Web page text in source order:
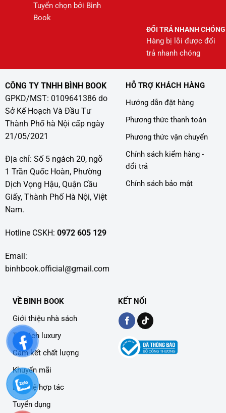
Tuyển chọn bởi Bình
Book
ĐỔI TRẢ NHANH CHÓNG
Hàng bị lỗi được đổi
trả nhanh chóng
CÔNG TY TNHH BÌNH BOOK
GPKD/MST: 0109641386 do
Sở Kế Hoạch Và Đầu Tư
Thành Phố hà Nội cấp ngày
21/05/2021
Địa chỉ: Số 5 ngách 20, ngõ
1 Trần Quốc Hoàn, Phường
Dịch Vọng Hậu, Quận Cầu
Giấy, Thành Phố Hà Nội, Việt
Nam.
Hotline CSKH: 0972 605 129
Email:
binhbook.official@gmail.com
HỖ TRỢ KHÁCH HÀNG
Hướng dẫn đặt hàng
Phương thức thanh toán
Phương thức vận chuyển
Chính sách kiểm hàng -
đổi trả
Chính sách bảo mật
VỀ BINH BOOK
Giới thiệu nhà sách
Tủ sách luxury
Cam kết chất lượng
Khuyến mãi
Liên hệ hợp tác
Tuyển dụng
KẾT NỐI